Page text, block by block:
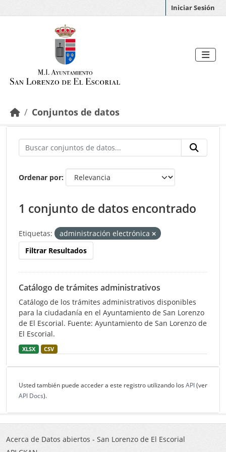
Iniciar Sesión
Conjuntos de datos
Ordenar por
1 conjunto de datos encontrado
Etiquetas:
administración electrónica
Filtrar Resultados
Catálogo de trámites administrativos
Catálogo de los trámites administrativos disponibles
para la ciudadanía en el Ayuntamiento de San Lorenzo
de El Escorial. Fuente: Ayuntamiento de San Lorenzo de
El Escorial.
XLSX CSV
Usted también puede acceder a este registro utilizando los API(ver
API Docs).
Acerca de Datos abiertos - San Lorenzo de El Escorial